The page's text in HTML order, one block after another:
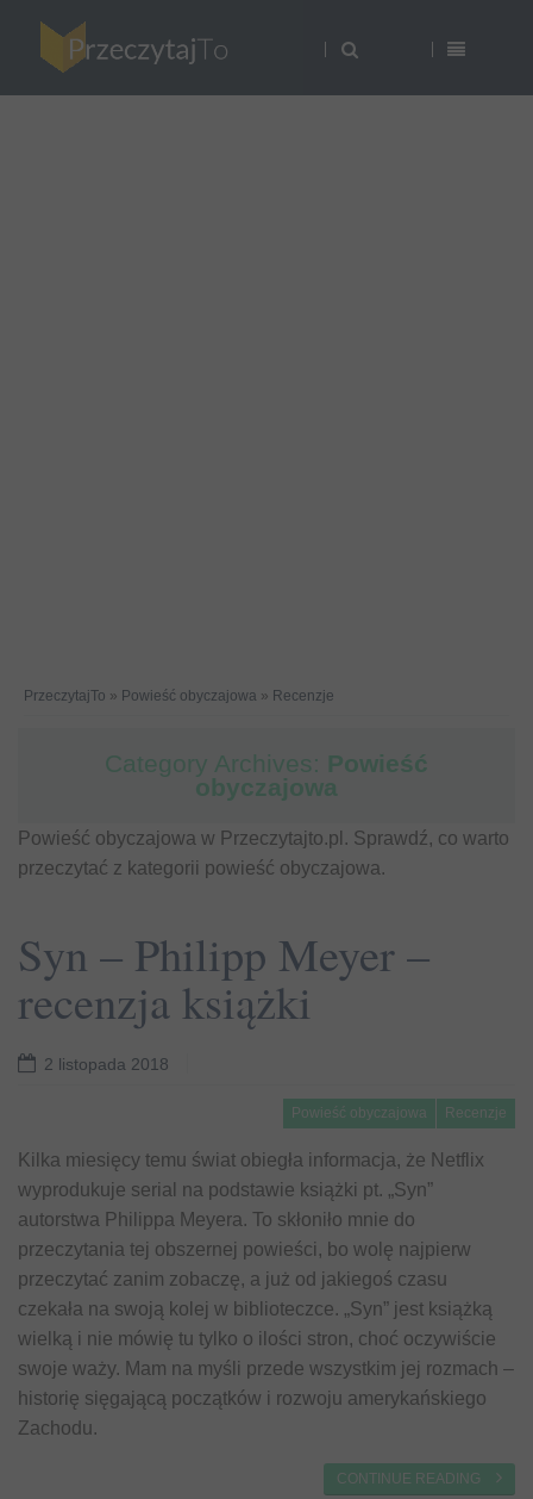
PrzeczytajTo » Powieść obyczajowa » Recenzje
Category Archives: Powieść
obyczajowa
Powieść obyczajowa w Przeczytajto.pl. Sprawdź, co warto
przeczytać z kategorii powieść obyczajowa.
Syn – Philipp Meyer –
recenzja książki
2 listopada 2018
Powieść obyczajowa Recenzje
Kilka miesięcy temu świat obiegła informacja, że Netflix
wyprodukuje serial na podstawie książki pt. „Syn”
autorstwa Philippa Meyera. To skłoniło mnie do
przeczytania tej obszernej powieści, bo wolę najpierw
przeczytać zanim zobaczę, a już od jakiegoś czasu
czekała na swoją kolej w biblioteczce. „Syn” jest książką
wielką i nie mówię tu tylko o ilości stron, choć oczywiście
swoje waży. Mam na myśli przede wszystkim jej rozmach –
historię sięgającą początków i rozwoju amerykańskiego
Zachodu.
CONTINUE READING